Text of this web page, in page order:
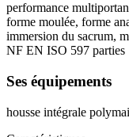
performance
forme moulée, forme
immersion du sacrum,
NF EN ISO 597 parties
Ses équipements
housse intégrale